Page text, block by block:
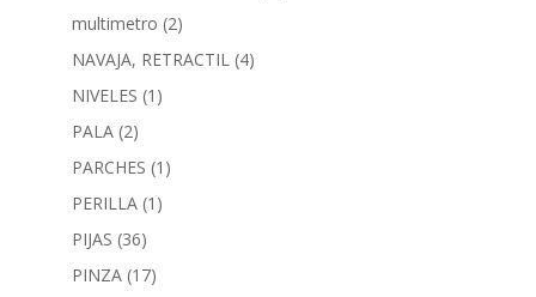
multimetro (2)
NAVAJA, RETRACTIL (4)
NIVELES (1)
PALA (2)
PARCHES (1)
PERILLA (1)
PIJAS (36)
PINZA (17)